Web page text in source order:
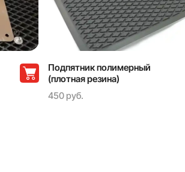
Подпятник полимерный
(плотная резина)
450 руб.